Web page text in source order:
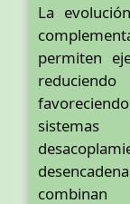
La
permiten
sistemas